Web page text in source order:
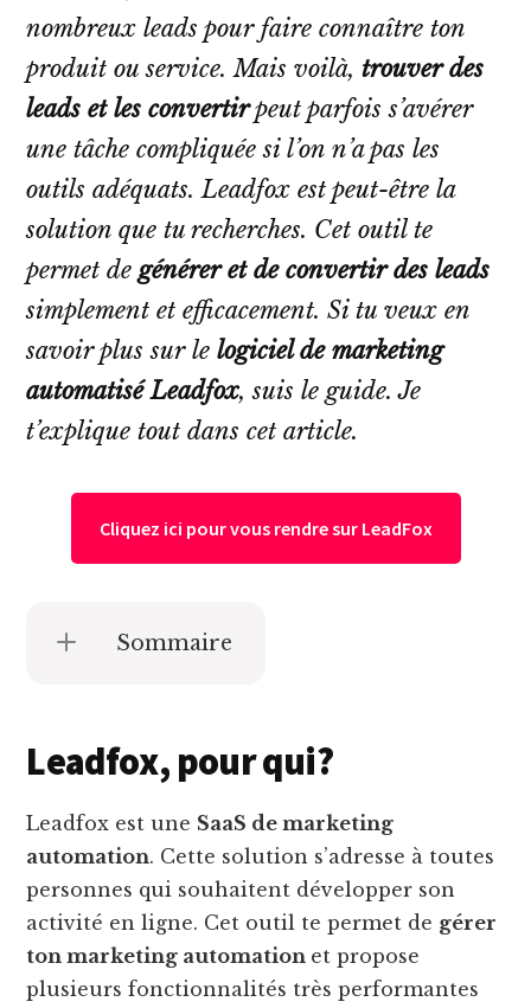
nombreux leads pour faire connaître ton
produit ou service. Mais voilà,trouver des
leads et les convertirpeut parfois s’avérer
une tâche compliquée si l’on n’a pas les
outils adéquats. Leadfox est peut-être la
solution que tu recherches. Cet outil te
permet degénérer et de convertir des leads
simplement et efficacement. Si tu veux en
savoir plus sur le logiciel de marketing
automatisé Leadfox, suis le guide. Je
t’explique tout dans cet article.
Cliquez ici pour vous rendre sur LeadFox
Sommaire
Leadfox, pour qui?
Leadfox est une SaaS de marketing
automation. Cette solution s’adresse à toutes
personnes qui souhaitent développer son
activité en ligne. Cet outil te permet de gérer
ton marketing automation et propose
plusieurs fonctionnalités très performantes